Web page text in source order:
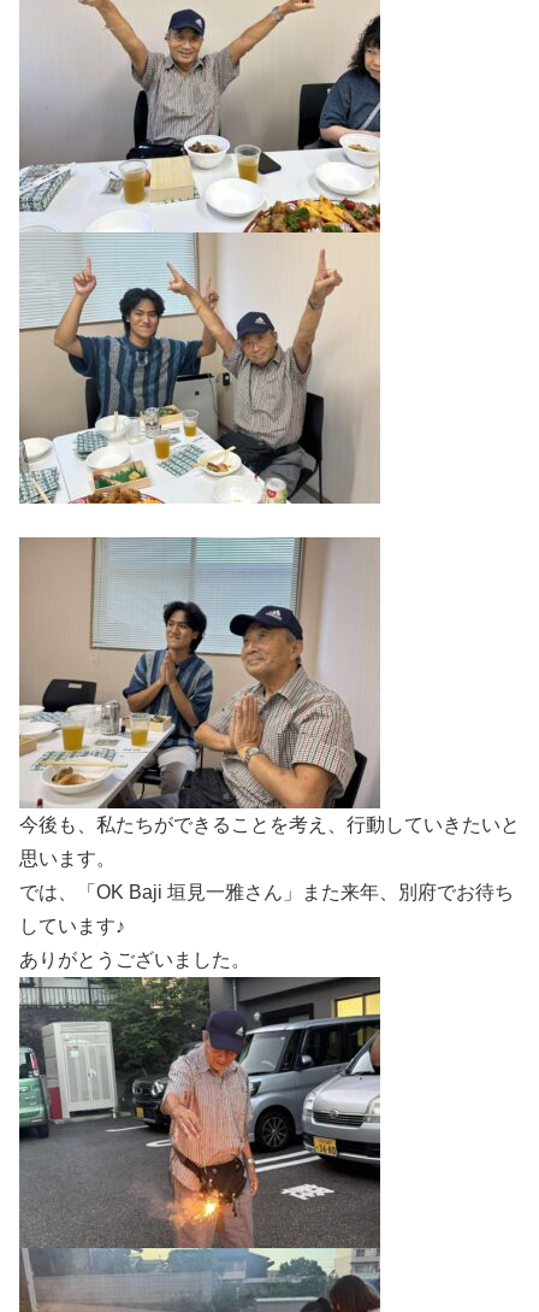
今後も、私たちができることを考え、行動していきたいと
思います。
では、「OK Baji 垣見一雅さん」また来年、別府でお待ち
しています♪
ありがとうございました。